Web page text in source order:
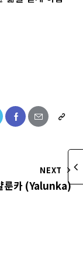
NEXT
룬카 (Yalunka)